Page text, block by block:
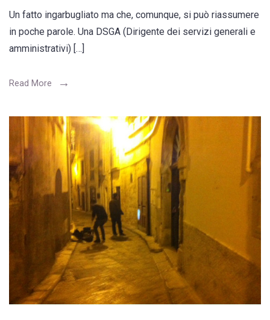
Un fatto ingarbugliato ma che, comunque, si può riassumere
in poche parole. Una DSGA (Dirigente dei servizi generali e
amministrativi) […]
Read More